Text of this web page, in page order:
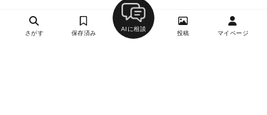
さがす 保存済み
AIに相談
投稿 マイページ